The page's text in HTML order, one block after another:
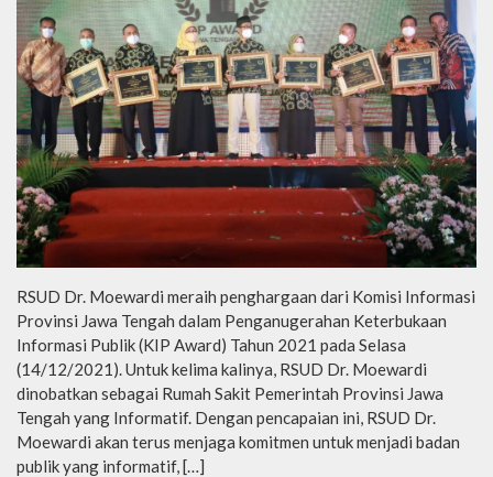
RSUD Dr. Moewardi meraih penghargaan dari Komisi Informasi
Provinsi Jawa Tengah dalam Penganugerahan Keterbukaan
Informasi Publik (KIP Award) Tahun 2021 pada Selasa
(14/12/2021). Untuk kelima kalinya, RSUD Dr. Moewardi
dinobatkan sebagai Rumah Sakit Pemerintah Provinsi Jawa
Tengah yang Informatif. Dengan pencapaian ini, RSUD Dr.
Moewardi akan terus menjaga komitmen untuk menjadi badan
publik yang informatif, […]